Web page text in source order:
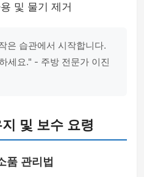
및 물기 제거
은 습관에서 시작합니다.
세요." - 주방 전문가 이진
및 보수 요령
품 관리법